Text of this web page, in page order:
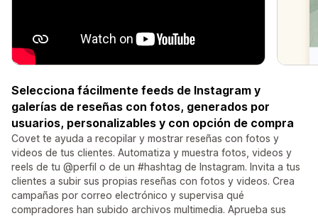
Selecciona fácilmente feeds de Instagram y
galerías de reseñas con fotos, generados por
usuarios, personalizables y con opción de compra
Covet te ayuda a recopilar y mostrar reseñas con fotos y
videos de tus clientes. Automatiza y muestra fotos, videos y
reels de tu @perfil o de un #hashtag de Instagram. Invita a tus
clientes a subir sus propias reseñas con fotos y videos. Crea
campañas por correo electrónico y supervisa qué
compradores han subido archivos multimedia. Aprueba sus